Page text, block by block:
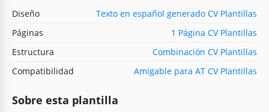
Diseño
Texto en español generado CV Plantillas
Páginas
1 Página CV Plantillas
Estructura
Combinación CV Plantillas
Compatibilidad
Amigable para AT CV Plantillas
Sobre esta plantilla